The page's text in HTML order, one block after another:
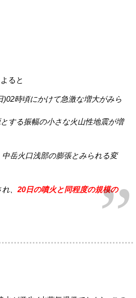
ると
時頃にかけて急激な増大がみら
する振幅の小さな火山性地震が増
岳火口浅部の膨張とみられる変
れ、20日の噴火と同程度の規模の